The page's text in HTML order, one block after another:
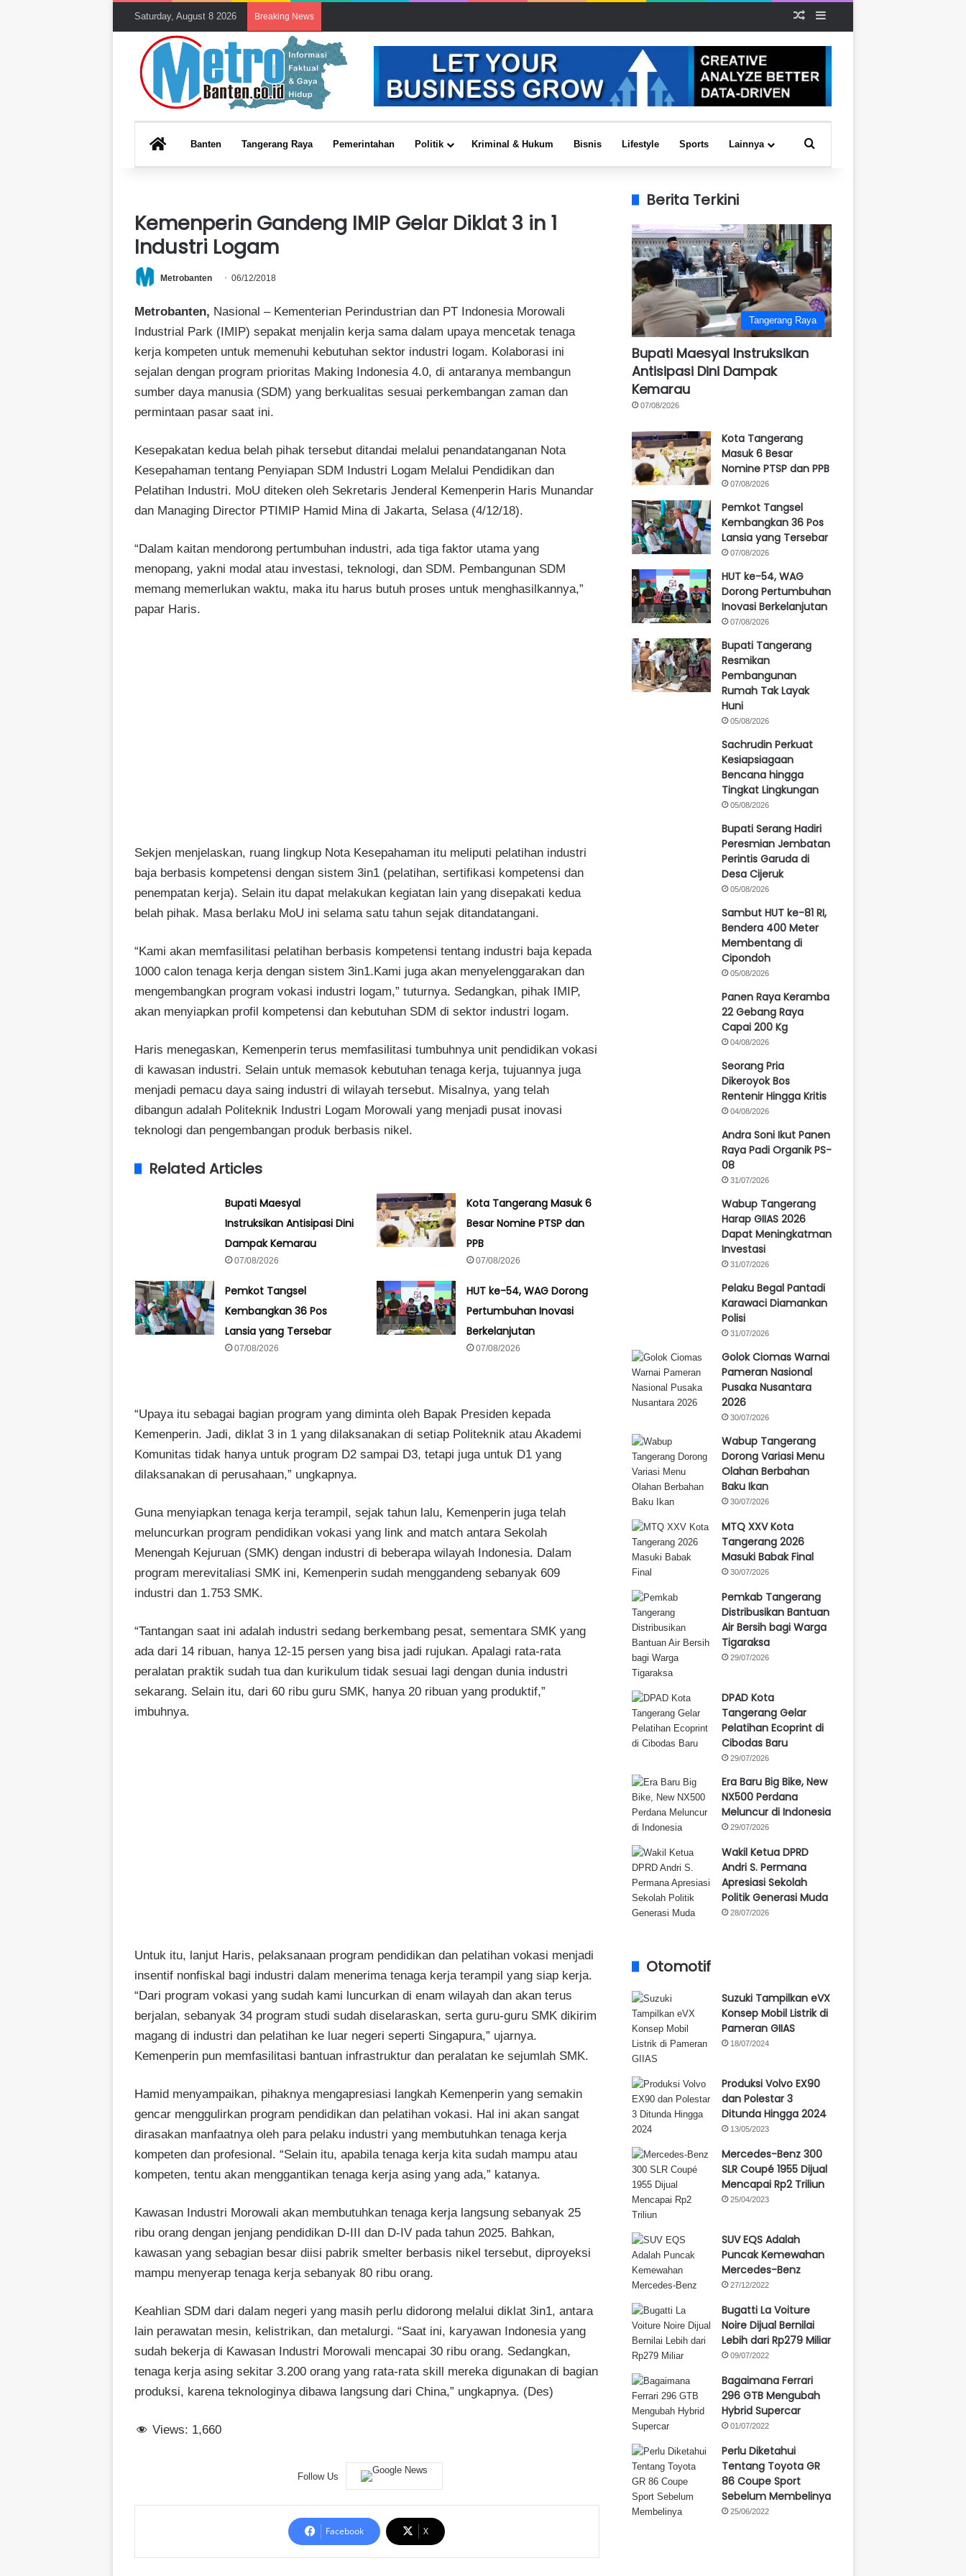
Saturday, August 8 2026 Breaking News Random Article
HOMEBanten Tangerang Raya Pemerintahan Politik Kriminal & Hukum Bisnis Lifestyle Sports Lainnya
Kemenperin Gandeng IMIP Gelar Diklat 3 in 1
Industri Logam
Metrobanten 06/12/2018
Metrobanten, Nasional – Kementerian Perindustrian dan PT Indonesia Morowali
Industrial Park (IMIP) sepakat menjalin kerja sama dalam upaya mencetak tenaga
kerja kompeten untuk memenuhi kebutuhan sektor industri logam. Kolaborasi ini
sejalan dengan program prioritas Making Indonesia 4.0, di antaranya membangun
sumber daya manusia (SDM) yang berkualitas sesuai perkembangan zaman dan
permintaan pasar saat ini.
Kesepakatan kedua belah pihak tersebut ditandai melalui penandatanganan Nota
Kesepahaman tentang Penyiapan SDM Industri Logam Melalui Pendidikan dan
Pelatihan Industri. MoU diteken oleh Sekretaris Jenderal Kemenperin Haris Munandar
dan Managing Director PTIMIP Hamid Mina di Jakarta, Selasa (4/12/18).
“Dalam kaitan mendorong pertumbuhan industri, ada tiga faktor utama yang
menopang, yakni modal atau investasi, teknologi, dan SDM. Pembangunan SDM
memang memerlukan waktu, maka itu harus butuh proses untuk menghasilkannya,”
papar Haris.
Sekjen menjelaskan, ruang lingkup Nota Kesepahaman itu meliputi pelatihan industri
baja berbasis kompetensi dengan sistem 3in1 (pelatihan, sertifikasi kompetensi dan
penempatan kerja). Selain itu dapat melakukan kegiatan lain yang disepakati kedua
belah pihak. Masa berlaku MoU ini selama satu tahun sejak ditandatangani.
“Kami akan memfasilitasi pelatihan berbasis kompetensi tentang industri baja kepada
1000 calon tenaga kerja dengan sistem 3in1.Kami juga akan menyelenggarakan dan
mengembangkan program vokasi industri logam,” tuturnya. Sedangkan, pihak IMIP,
akan menyiapkan profil kompetensi dan kebutuhan SDM di sektor industri logam.
Haris menegaskan, Kemenperin terus memfasilitasi tumbuhnya unit pendidikan vokasi
di kawasan industri. Selain untuk memasok kebutuhan tenaga kerja, tujuannya juga
menjadi pemacu daya saing industri di wilayah tersebut. Misalnya, yang telah
dibangun adalah Politeknik Industri Logam Morowali yang menjadi pusat inovasi
teknologi dan pengembangan produk berbasis nikel.
Related Articles
Bupati Maesyal
Instruksikan Antisipasi Dini
Dampak Kemarau
07/08/2026
Kota Tangerang Masuk 6
Besar Nomine PTSP dan
PPB
07/08/2026
Pemkot Tangsel
Kembangkan 36 Pos
Lansia yang Tersebar
07/08/2026
HUT ke-54, WAG Dorong
Pertumbuhan Inovasi
Berkelanjutan
07/08/2026
“Upaya itu sebagai bagian program yang diminta oleh Bapak Presiden kepada
Kemenperin. Jadi, diklat 3 in 1 yang dilaksanakan di setiap Politeknik atau Akademi
Komunitas tidak hanya untuk program D2 sampai D3, tetapi juga untuk D1 yang
dilaksanakan di perusahaan,” ungkapnya.
Guna menyiapkan tenaga kerja terampil, sejak tahun lalu, Kemenperin juga telah
meluncurkan program pendidikan vokasi yang link and match antara Sekolah
Menengah Kejuruan (SMK) dengan industri di beberapa wilayah Indonesia. Dalam
program merevitaliasi SMK ini, Kemenperin sudah menggandeng sebanyak 609
industri dan 1.753 SMK.
“Tantangan saat ini adalah industri sedang berkembang pesat, sementara SMK yang
ada dari 14 ribuan, hanya 12-15 persen yang bisa jadi rujukan. Apalagi rata-rata
peralatan praktik sudah tua dan kurikulum tidak sesuai lagi dengan dunia industri
sekarang. Selain itu, dari 60 ribu guru SMK, hanya 20 ribuan yang produktif,”
imbuhnya.
Untuk itu, lanjut Haris, pelaksanaan program pendidikan dan pelatihan vokasi menjadi
insentif nonfiskal bagi industri dalam menerima tenaga kerja terampil yang siap kerja.
“Dari program vokasi yang sudah kami luncurkan di enam wilayah dan akan terus
berjalan, sebanyak 34 program studi sudah diselaraskan, serta guru-guru SMK dikirim
magang di industri dan pelatihan ke luar negeri seperti Singapura,” ujarnya.
Kemenperin pun memfasilitasi bantuan infrastruktur dan peralatan ke sejumlah SMK.
Hamid menyampaikan, pihaknya mengapresiasi langkah Kemenperin yang semakin
gencar menggulirkan program pendidikan dan pelatihan vokasi. Hal ini akan sangat
dirasakan manfaatnya oleh para pelaku industri yang membutuhkan tenaga kerja
kompeten dan profesional. “Selain itu, apabila tenaga kerja kita sudah mampu atau
kompeten, tentu akan menggantikan tenaga kerja asing yang ada,” katanya.
Kawasan Industri Morowali akan membutuhkan tenaga kerja langsung sebanyak 25
ribu orang dengan jenjang pendidikan D-III dan D-IV pada tahun 2025. Bahkan,
kawasan yang sebagian besar diisi pabrik smelter berbasis nikel tersebut, diproyeksi
mampu menyerap tenaga kerja sebanyak 80 ribu orang.
Keahlian SDM dari dalam negeri yang masih perlu didorong melalui diklat 3in1, antara
lain perawatan mesin, kelistrikan, dan metalurgi. “Saat ini, karyawan Indonesia yang
sudah bekerja di Kawasan Industri Morowali mencapai 30 ribu orang. Sedangkan,
tenaga kerja asing sekitar 3.200 orang yang rata-rata skill mereka digunakan di bagian
produksi, karena teknologinya dibawa langsung dari China,” ungkapnya. (Des)
Views: 1,660
Follow Us
Facebook X
Berita Terkini
Tangerang Raya
Bupati Maesyal Instruksikan
Antisipasi Dini Dampak
Kemarau
07/08/2026
Kota Tangerang
Masuk 6 Besar
Nomine PTSP dan PPB
07/08/2026
Pemkot Tangsel
Kembangkan 36 Pos
Lansia yang Tersebar
07/08/2026
HUT ke-54, WAG
Dorong Pertumbuhan
Inovasi Berkelanjutan
07/08/2026
Bupati Tangerang
Resmikan
Pembangunan
Rumah Tak Layak
Huni
05/08/2026
Sachrudin Perkuat
Kesiapsiagaan
Bencana hingga
Tingkat Lingkungan
05/08/2026
Bupati Serang Hadiri
Peresmian Jembatan
Perintis Garuda di
Desa Cijeruk
05/08/2026
Sambut HUT ke-81 RI,
Bendera 400 Meter
Membentang di
Cipondoh
05/08/2026
Panen Raya Keramba
22 Gebang Raya
Capai 200 Kg
04/08/2026
Seorang Pria
Dikeroyok Bos
Rentenir Hingga Kritis
04/08/2026
Andra Soni Ikut Panen
Raya Padi Organik PS-
08
31/07/2026
Wabup Tangerang
Harap GIIAS 2026
Dapat Meningkatman
Investasi
31/07/2026
Pelaku Begal Pantadi
Karawaci Diamankan
Polisi
31/07/2026
Golok Ciomas Warnai
Pameran Nasional
Pusaka Nusantara
2026
30/07/2026
Wabup Tangerang
Dorong Variasi Menu
Olahan Berbahan
Baku Ikan
30/07/2026
MTQ XXV Kota
Tangerang 2026
Masuki Babak Final
30/07/2026
Pemkab Tangerang
Distribusikan Bantuan
Air Bersih bagi Warga
Tigaraksa
29/07/2026
DPAD Kota
Tangerang Gelar
Pelatihan Ecoprint di
Cibodas Baru
29/07/2026
Era Baru Big Bike, New
NX500 Perdana
Meluncur di Indonesia
29/07/2026
Wakil Ketua DPRD
Andri S. Permana
Apresiasi Sekolah
Politik Generasi Muda
28/07/2026
Otomotif
Suzuki Tampilkan eVX
Konsep Mobil Listrik di
Pameran GIIAS
18/07/2024
Produksi Volvo EX90
dan Polestar 3
Ditunda Hingga 2024
13/05/2023
Mercedes-Benz 300
SLR Coupé 1955 Dijual
Mencapai Rp2 Triliun
25/04/2023
SUV EQS Adalah
Puncak Kemewahan
Mercedes-Benz
27/12/2022
Bugatti La Voiture
Noire Dijual Bernilai
Lebih dari Rp279 Miliar
09/07/2022
Bagaimana Ferrari
296 GTB Mengubah
Hybrid Supercar
01/07/2022
Perlu Diketahui
Tentang Toyota GR
86 Coupe Sport
Sebelum Membelinya
25/06/2022